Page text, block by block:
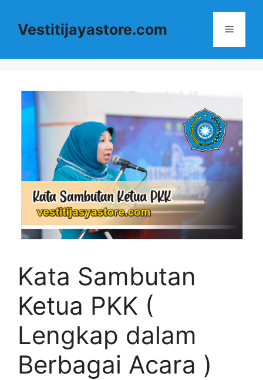
Vestitijayastore.com Menu
Kata Sambutan
Ketua PKK (
Lengkap dalam
Berbagai Acara )